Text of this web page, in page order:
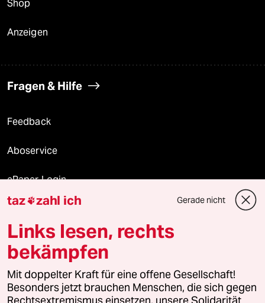
Shop
Anzeigen
Fragen & Hilfe
Feedback
Aboservice
ePaper Login
Downloads für Abonnierende
© 2026 taz Verlags und Vertriebs GmbH
Alle Rechte vorbehalten. Bei rechtlichen Fragen oder für Genehmigungen
wenden Sie sich bitte an
lizenzen@taz.de
taz zahl ich Gerade nicht
Links lesen, rechts
bekämpfen
Mit doppelter Kraft für eine offene Gesellschaft!
Besonders jetzt brauchen Menschen, die sich gegen